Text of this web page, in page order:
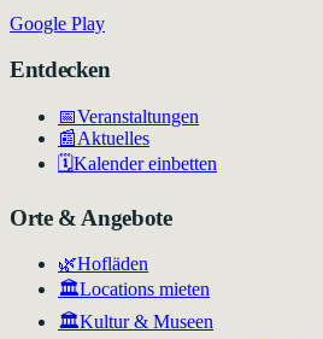
Google Play
Entdecken
📅Veranstaltungen
📰Aktuelles
🗓️Kalender einbetten
Orte & Angebote
🌿Hofläden
🏛️Locations mieten
🏛Kultur & Museen